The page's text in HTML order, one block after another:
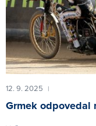
12. 9. 2025 |
Grmek odpovedal